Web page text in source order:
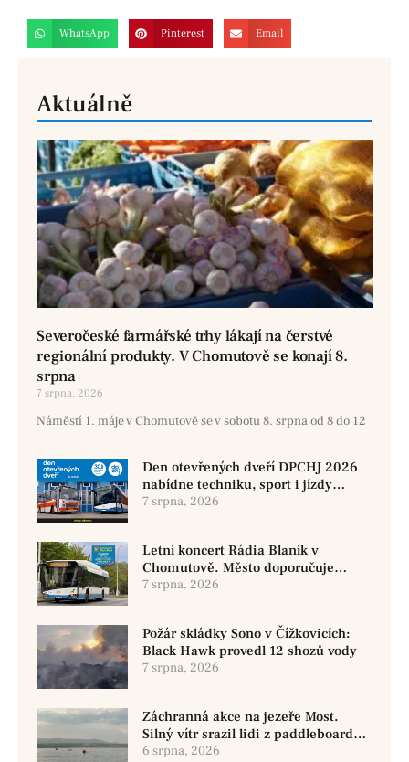
WhatsApp Pinterest Email
Aktuálně
Severočeské farmářské trhy lákají na čerstvé
regionální produkty. V Chomutově se konají 8.
srpna
7 srpna, 2026
Náměstí 1. máje v Chomutově se v sobotu 8. srpna od 8 do 12
Den otevřených dveří DPCHJ 2026
nabídne techniku, sport i jízdy
historickými vozy
7 srpna, 2026
Letní koncert Rádia Blaník v
Chomutově. Město doporučuje
využít MHD
7 srpna, 2026
Požár skládky Sono v Čížkovicích:
Black Hawk provedl 12 shozů vody
7 srpna, 2026
Záchranná akce na jezeře Most.
Silný vítr srazil lidi z paddleboardů,
dvě osoby se pohřešují
6 srpna, 2026